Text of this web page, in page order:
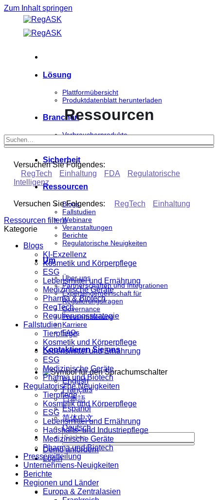
Zum Inhalt springen
Lösung
Plattformübersicht
Produktdatenblatt herunterladen
Branchen
Verbraucherprodukte
Sicherheit
Ressourcen
Blogs
Fallstudien
Webinare
Veranstaltungen
Berichte
Regulatorische Neuigkeiten
Um
Über uns
Partnerschaften und Integrationen
Expertengemeinschaft für
Regulierungsfragen
Governance
Pressemitteilung
Karriere
FAQs
Kontaktieren Sie uns
English
Français
日本語
Español
简体中文
Deutsch
Demo anfordern
Login
Ressourcen
Versuchen Sie Folgendes:
RegTech
Einhaltung FDA
Regulatorische
Intelligenz
Versuchen Sie Folgendes: RegTech
Einhaltung
Ressourcen filtern
Kategorie
Blogs
KI-Exzellenz
Kosmetik und Körperpflege
ESG
Lebensmittel und Ernährung
Medizinische Geräte
Pharma & Biotech
RegTech
Regulierungsstrategie
Fallstudien
Tierpflege
Kosmetik und Körperpflege
Lebensmittel und Ernährung
ESG
Medizinische Geräte
Pharma und Biotech
Regulatorische Neuigkeiten
Tierpflege
Kosmetik und Körperpflege
ESG
Lebensmittel und Ernährung
Haushalts- und Industriepflege
Medizinische Geräte
Pharma und Biotech
Pressemitteilung
Unternehmens-Neuigkeiten
Berichte
Regionen und Länder
Europa & Zentralasien